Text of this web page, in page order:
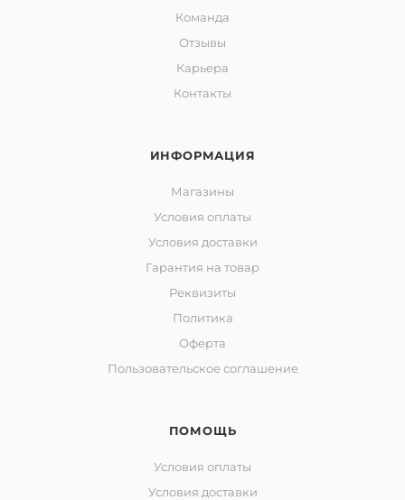
Команда
Отзывы
Карьера
Контакты
ИНФОРМАЦИЯ
Магазины
Условия оплаты
Условия доставки
Гарантия на товар
Реквизиты
Политика
Оферта
Пользовательское соглашение
ПОМОЩЬ
Условия оплаты
Условия доставки